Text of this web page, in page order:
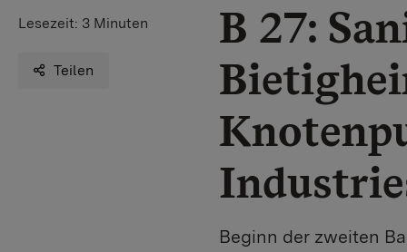
Lesezeit: 3 Minuten
Teilen
B 27:
Beginn der zweiten